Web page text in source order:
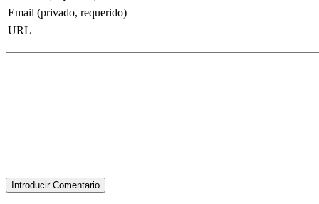
Email (privado, requerido)
URL